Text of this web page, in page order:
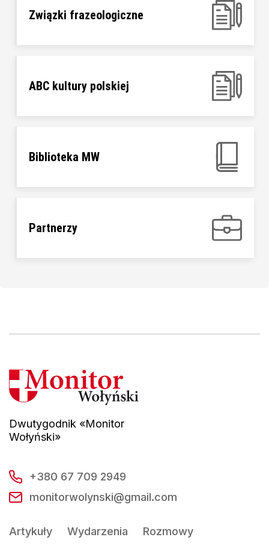
Związki frazeologiczne
ABC kultury polskiej
Biblioteka MW
Partnerzy
Dwutygodnik «Monitor
Wołyński»
+380 67 709 2949
monitorwolynski@gmail.com
Artykuły Wydarzenia
Rozmowy